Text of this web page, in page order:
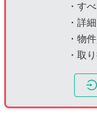
・す
・詳
・物
・取